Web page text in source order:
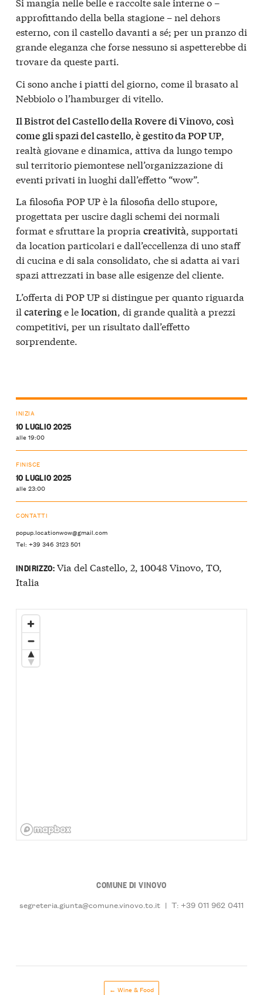
approfittando della bella stagione – nel dehors
esterno, con il castello davanti a sé; per un pranzo di
grande eleganza che forse nessuno si aspetterebbe di
trovare da queste parti.
Ci sono anche i piatti del giorno, come il brasato al
Nebbiolo o l’hamburger di vitello.
Il Bistrot del Castello della Rovere di Vinovo, così
come gli spazi del castello, è gestito da POP UP,
realtà giovane e dinamica, attiva da lungo tempo
sul territorio piemontese nell’organizzazione di
eventi privati in luoghi dall’effetto “wow”.
La filosofia POP UP è la filosofia dello stupore,
progettata per uscire dagli schemi dei normali
format e sfruttare la propria creatività, supportati
da location particolari e dall’eccellenza di uno staff
di cucina e di sala consolidato, che si adatta ai vari
spazi attrezzati in base alle esigenze del cliente.
L’offerta di POP UP si distingue per quanto riguarda
il cateringe lelocation, di grande qualità a prezzi
competitivi, per un risultato dall’effetto
sorprendente.
INIZIA
10 LUGLIO 2025
alle 19:00
FINISCE
10 LUGLIO 2025
alle 23:00
CONTATTI
popup.locationwow@gmail.com
Tel: +39 346 3123 501
INDIRIZZO:Via del Castello, 2, 10048 Vinovo, TO,
Italia
COMUNE DI VINOVO
segreteria.giunta@comune.vinovo.to.it | T: +39 011 962 0411
← Wine & Food